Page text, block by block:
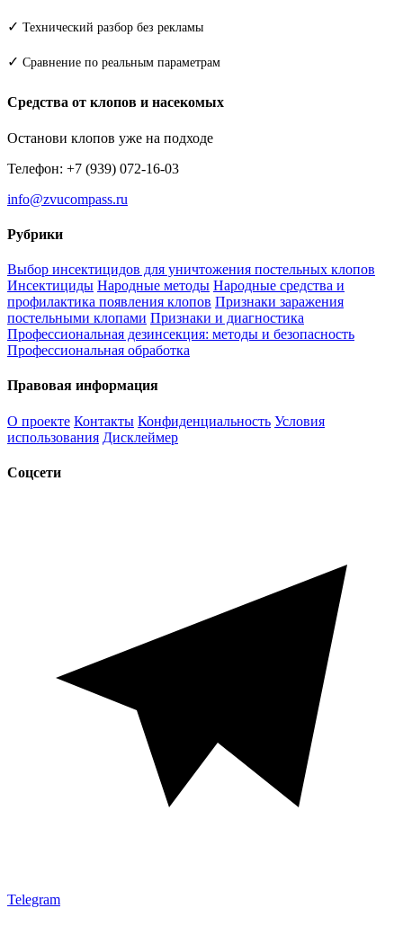
✓ Технический разбор без рекламы
✓ Сравнение по реальным параметрам
Средства от клопов и насекомых
Останови клопов уже на подходе
Телефон: +7 (939) 072-16-03
info@zvucompass.ru
Рубрики
Выбор инсектицидов для уничтожения постельных клопов
Инсектициды Народные методы Народные средства и
профилактика появления клопов Признаки заражения
постельными клопами Признаки и диагностика
Профессиональная дезинсекция: методы и безопасность
Профессиональная обработка
Правовая информация
О проекте Контакты Конфиденциальность Условия
использования Дисклеймер
Соцсети
Telegram